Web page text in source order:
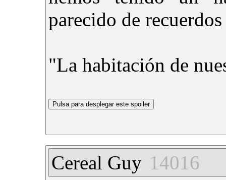
parecido de recuerdos
"La habitación de
Cereal Guy 14016